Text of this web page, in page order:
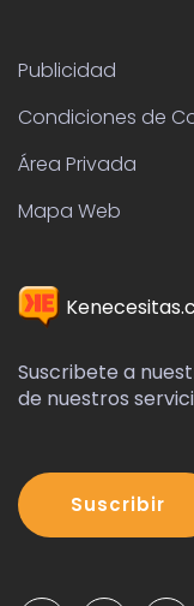
Publicidad
Condiciones de
Área Privada
Mapa Web
Suscribete a
de nuestros
Suscribir